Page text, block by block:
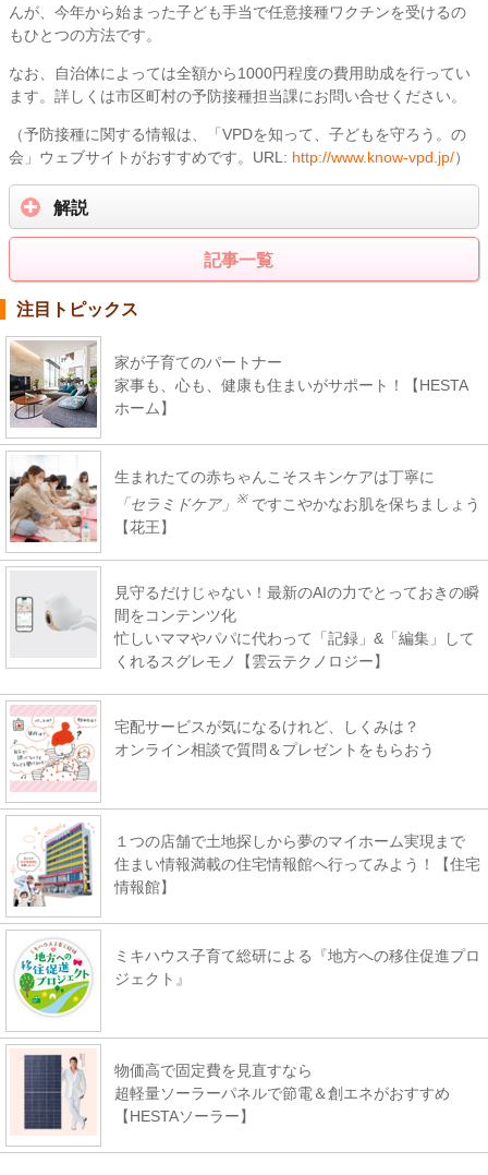
んが、今年から始まった子ども手当で任意接種ワクチンを受けるの
もひとつの方法です。
なお、自治体によっては全額から1000円程度の費用助成を行ってい
ます。詳しくは市区町村の予防接種担当課にお問い合せください。
（予防接種に関する情報は、「VPDを知って、子どもを守ろう。の
会」ウェブサイトがおすすめです。URL: http://www.know-vpd.jp/）
解説
記事一覧
注目トピックス
家が子育てのパートナー
家事も、心も、健康も住まいがサポート！【HESTA
ホーム】
生まれたての赤ちゃんこそスキンケアは丁寧に
「セラミドケア」
※ ですこやかなお肌を保ちましょう
【花王】
見守るだけじゃない！最新のAIの力でとっておきの瞬
間をコンテンツ化
忙しいママやパパに代わって「記録」&「編集」して
くれるスグレモノ【雲云テクノロジー】
宅配サービスが気になるけれど、しくみは？
オンライン相談で質問＆プレゼントをもらおう
１つの店舗で土地探しから夢のマイホーム実現まで
住まい情報満載の住宅情報館へ行ってみよう！【住宅
情報館】
ミキハウス子育て総研による『地方への移住促進プロ
ジェクト』
物価高で固定費を見直すなら
超軽量ソーラーパネルで節電＆創エネがおすすめ
【HESTAソーラー】